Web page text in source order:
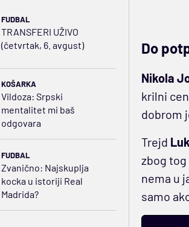
FUDBAL
TRANSFERI UŽIVO
(četvrtak, 6. avgust)
KOŠARKA
Vildoza: Srpski
mentalitet mi baš
odgovara
FUDBAL
Zvanično: Najskuplja
kocka u istoriji Real
Madrida?
Do
Nikola
krilni
dobrom
Trejd
zbog
nema u
samo